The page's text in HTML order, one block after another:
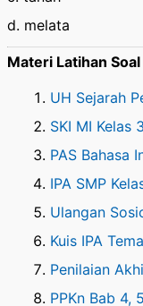
d. melata
Materi Latihan
UH Sejarah
SKI MI Kelas 3
PAS Bahasa
IPA SMP
Ulangan
Kuis IPA
Penilaian
PPKn Bab 4,